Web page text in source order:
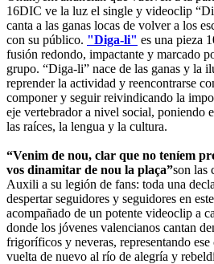
16DIC ve la luz el single y videoclip
canta a las ganas locas de volver a los
con su público. "Diga-li" es una pieza
fusión redondo, impactante y marcado
grupo. “Diga-li” nace de las ganas y la
reprender la actividad y reencontrarse
componer y seguir reivindicando la
eje vertebrador a nivel social, poniendo
las raíces, la lengua y la cultura.
“Venim de nou, clar que no teníem
vos dinamitar de nou la plaça”son las
Auxili a su legión de fans: toda una
despertar seguidores y seguidores en
acompañado de un potente videoclip a
donde los jóvenes valencianos cantan
frigoríficos y neveras, representando
vuelta de nuevo al río de alegría y